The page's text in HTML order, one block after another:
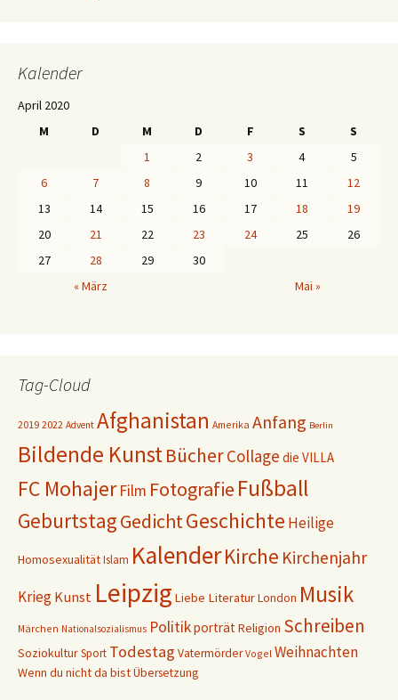
Kalender
April 2020
M
D M D F S
S
1
2 3 4
5
6
7 8 9 10 11
12
13
14 15 16 17 18
19
20
21 22 23 24 25
26
27
28 29
30
« März
Mai »
Tag-Cloud
2019 2022 Advent Afghanistan Amerika Anfang Berlin
Bildende KunstBücherCollage die VILLA
FC Mohajer Film Fotografie Fußball
GeburtstagGedichtGeschichte Heilige
HomosexualitätIslam KalenderKirche Kirchenjahr
Krieg Kunst Leipzig Liebe LiteraturLondon Musik
Märchen Nationalsozialismus PolitikporträtReligion Schreiben
SoziokulturSport Todestag Vatermörder Vogel Weihnachten
Wenn du nicht da bistÜbersetzung